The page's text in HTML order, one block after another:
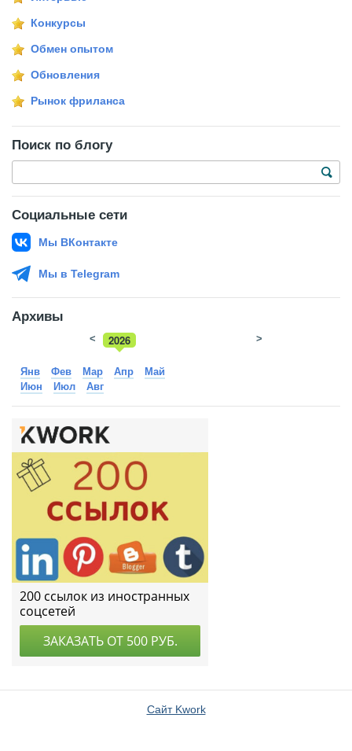
Конкурсы
Обмен опытом
Обновления
Рынок фриланса
Поиск по блогу
Социальные сети
Мы ВКонтакте
Мы в Telegram
Архивы
2026
2025
< >
Янв Фев Мар Апр
Май
Июн
Июл Авг
Сайт Kwork